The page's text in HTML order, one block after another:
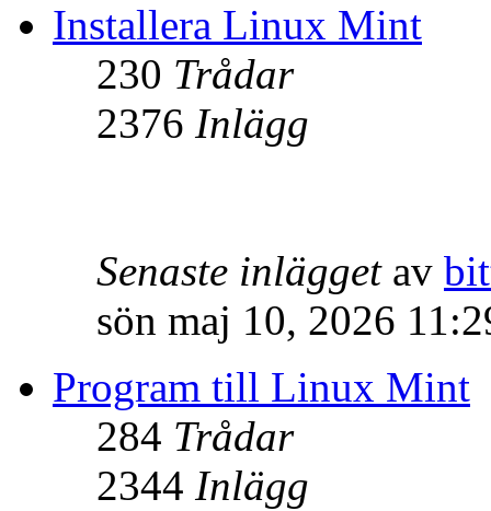
Installera Linux Mint
230 Trådar
2376 Inlägg
Senaste inläggetav
sön maj 10, 2026
Program till Linux Mint
284 Trådar
2344 Inlägg